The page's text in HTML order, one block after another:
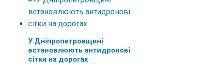
У Дніпропетровщині
встановлюють антидронові
сітки на дорогах